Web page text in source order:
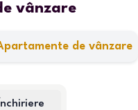
vânzare
de vânzare
Închiriere